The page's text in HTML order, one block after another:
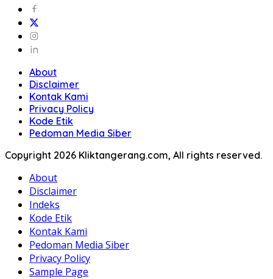
About
Disclaimer
Kontak Kami
Privacy Policy
Kode Etik
Pedoman Media Siber
Copyright 2026 Kliktangerang.com, All rights reserved.
About
Disclaimer
Indeks
Kode Etik
Kontak Kami
Pedoman Media Siber
Privacy Policy
Sample Page